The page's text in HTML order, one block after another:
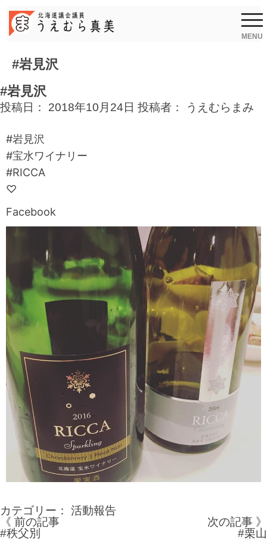
content
MENU
#岩見沢
#岩見沢
投稿日： 2018年10月24日 投稿者： うえむらまみ
#岩見沢
#宝水ワイナリー
#RICCA
♡
Facebook
カテゴリー： 活動報告
投《 前の記事
#秩父別
次の記事 》
#栗山